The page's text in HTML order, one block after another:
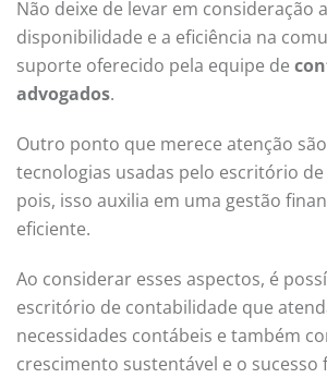
Não deixe de levar em consideração
disponibilidade e a eficiência na
suporte oferecido pela equipe de
advogados.
Outro ponto que merece atenção
tecnologias usadas pelo escritório
pois, isso auxilia em uma gestão
eficiente.
Ao considerar esses aspectos, é
escritório de contabilidade que
necessidades contábeis e também
crescimento sustentável e o sucesso